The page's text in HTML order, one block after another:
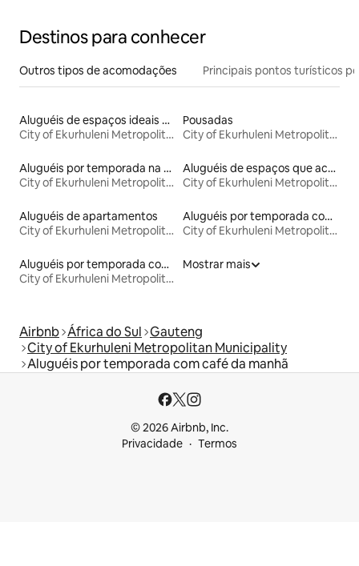
Destinos para conhecer
Outros tipos de acomodações Principais pontos turísticos
Aluguéis de espaços ideais para famílias
City of Ekurhuleni Metropolitan Municipality
Pousadas
City of Ekurhuleni Metropolitan Municipality
Aluguéis por temporada na orla
City of Ekurhuleni Metropolitan Municipality
Aluguéis de espaços que aceitam animais de estimação
City of Ekurhuleni Metropolitan Municipality
Aluguéis de apartamentos
City of Ekurhuleni Metropolitan Municipality
Aluguéis por temporada com sauna
City of Ekurhuleni Metropolitan Municipality
Aluguéis por temporada com banheira de hidromassagem
City of Ekurhuleni Metropolitan Municipality
Mostrar mais
Airbnb África do Sul Gauteng
City of Ekurhuleni Metropolitan Municipality
Aluguéis por temporada com café da manhã
© 2026 Airbnb, Inc.
Privacidade
Termos